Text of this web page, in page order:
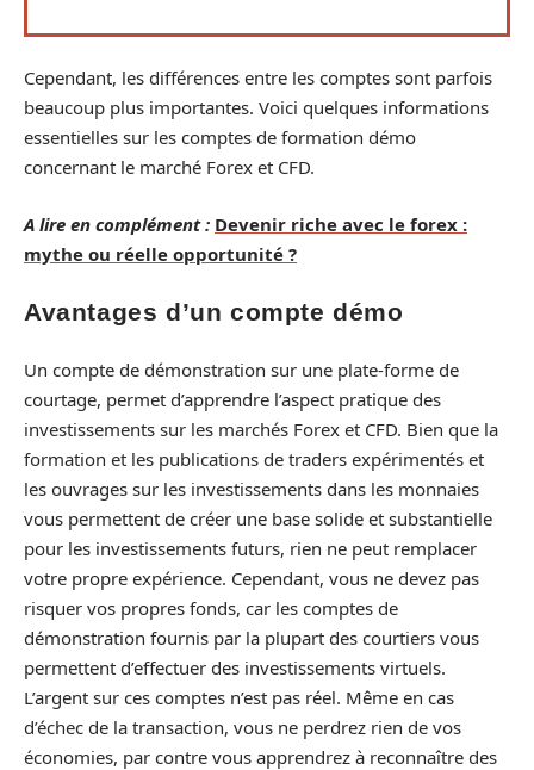
Cependant, les différences entre les comptes sont parfois
beaucoup plus importantes. Voici quelques informations
essentielles sur les comptes de formation démo
concernant le marché Forex et CFD.
A lire en complément : Devenir riche avec le forex :
mythe ou réelle opportunité ?
Avantages d’un compte démo
Un compte de démonstration sur une plate-forme de
courtage, permet d’apprendre l’aspect pratique des
investissements sur les marchés Forex et CFD. Bien que la
formation et les publications de traders expérimentés et
les ouvrages sur les investissements dans les monnaies
vous permettent de créer une base solide et substantielle
pour les investissements futurs, rien ne peut remplacer
votre propre expérience. Cependant, vous ne devez pas
risquer vos propres fonds, car les comptes de
démonstration fournis par la plupart des courtiers vous
permettent d’effectuer des investissements virtuels.
L’argent sur ces comptes n’est pas réel. Même en cas
d’échec de la transaction, vous ne perdrez rien de vos
économies, par contre vous apprendrez à reconnaître des